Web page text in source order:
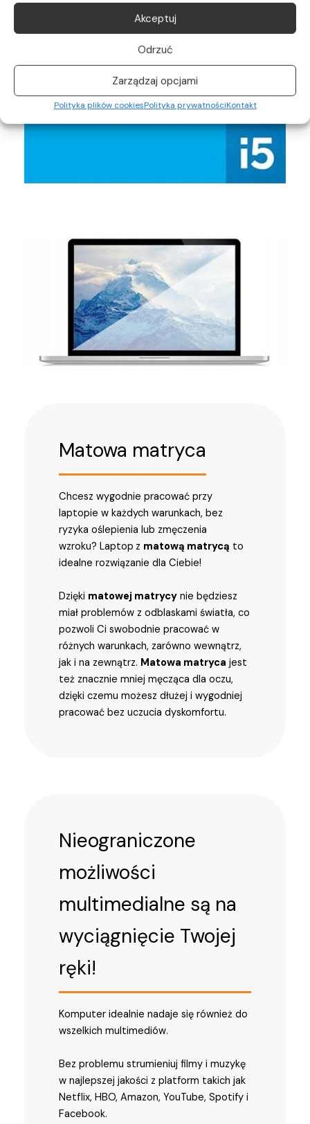
Akceptuj
Odrzuć
Zarządzaj opcjami
Polityka plików cookiesPolityka prywatnościKontakt
Matowa matryca
Chcesz wygodnie pracować przy
laptopie w każdych warunkach, bez
ryzyka oślepienia lub zmęczenia
wzroku? Laptop z matową matrycą to
idealne rozwiązanie dla Ciebie!
Dzięki matowej matrycy nie będziesz
miał problemów z odblaskami światła, co
pozwoli Ci swobodnie pracować w
różnych warunkach, zarówno wewnątrz,
jak i na zewnątrz. Matowa matryca jest
też znacznie mniej męcząca dla oczu,
dzięki czemu możesz dłużej i wygodniej
pracować bez uczucia dyskomfortu.
Nieograniczone
możliwości
multimedialne są na
wyciągnięcie Twojej
ręki!
Komputer idealnie nadaje się również do
wszelkich multimediów.
Bez problemu strumieniuj filmy i muzykę
w najlepszej jakości z platform takich jak
Netflix, HBO, Amazon, YouTube, Spotify i
Facebook.